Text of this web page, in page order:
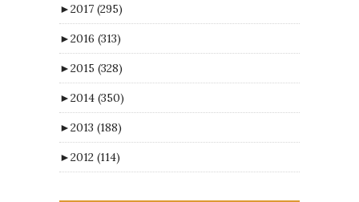
►2017 (295)
►2016 (313)
►2015 (328)
►2014 (350)
►2013 (188)
►2012 (114)